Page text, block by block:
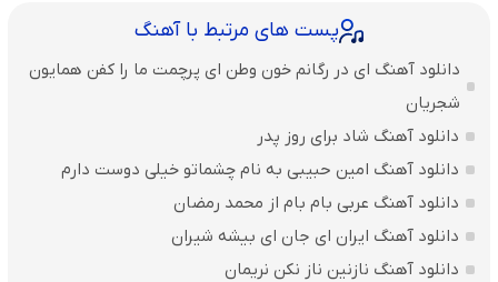
پست های مرتبط با آهنگ
دانلود آهنگ ای در رگانم خون وطن ای پرچمت ما را کفن همایون
شجریان
دانلود آهنگ شاد برای روز پدر
دانلود آهنگ امین حبیبی به نام چشماتو خیلی دوست دارم
دانلود آهنگ عربی بام بام از محمد رمضان
دانلود آهنگ ایران ای جان ای بیشه شیران
دانلود آهنگ نازنین ناز نکن نریمان